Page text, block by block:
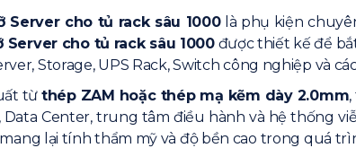
Server cho tủ rack sâu 1000là phụ kiện
Server cho tủ rack sâu 1000được thiết kế để
Storage, UPS Rack, Switch công nghiệp và
từ thép ZAM hoặc thép mạ kẽm dày 2.0mm
Data Center, trung tâm điều hành và hệ thống
mang lại tính thẩm mỹ và độ bền cao trong quá